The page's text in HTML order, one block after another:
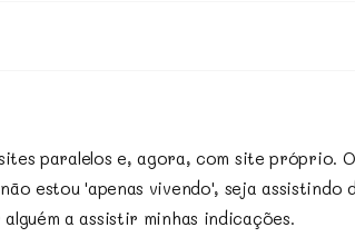
paralelos e, agora, com site próprio.
estou 'apenas vivendo', seja assistindo
a assistir minhas indicações.